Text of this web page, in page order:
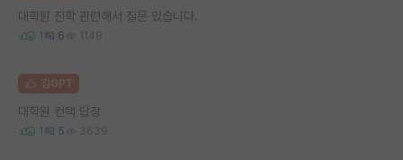
대학원 진학 관련해서 질문 있습니다.
1 6 1148
김GPT
대학원 컨택 답장
1 5 3639